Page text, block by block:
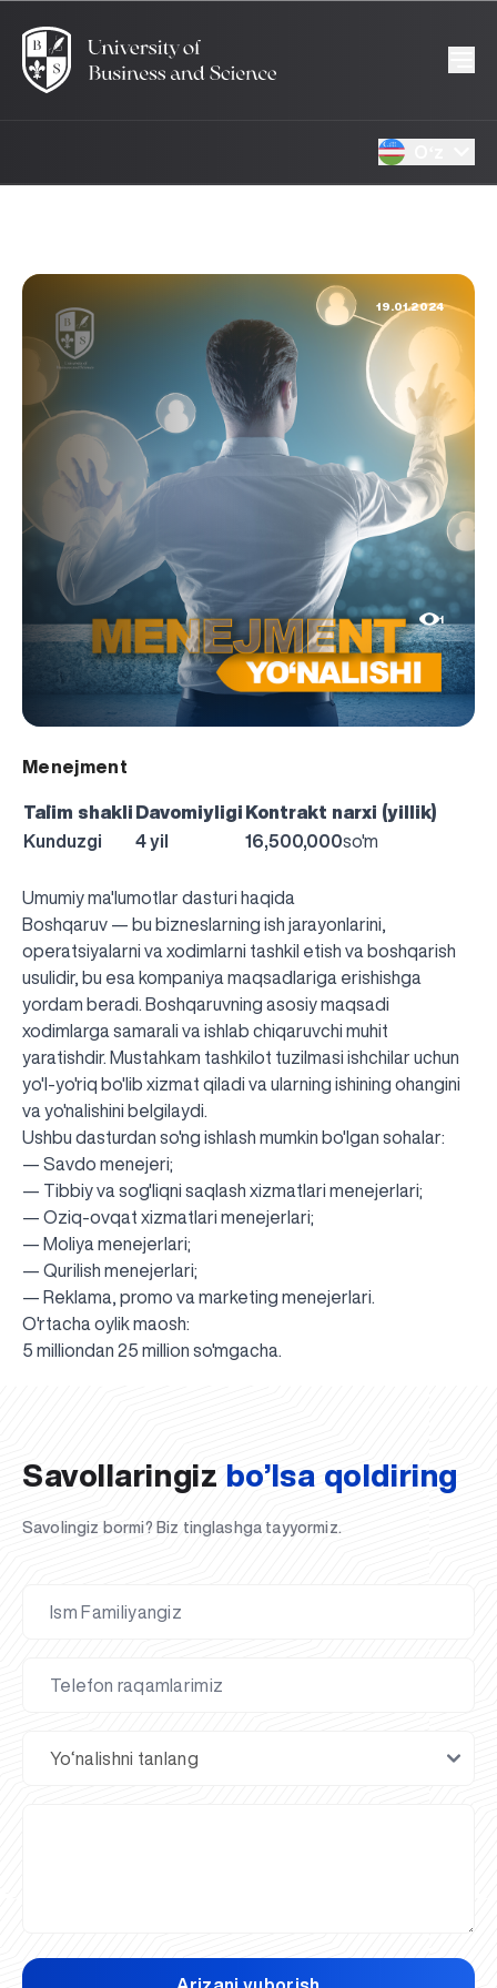
19.01.2024
1
Menejment
Ta`lim shakli Davomiyligi Kontrakt narxi (yillik)
Kunduzgi
4 yil 16,500,000so'm
Umumiy ma'lumotlar dasturi haqida
Boshqaruv — bu bizneslarning ish jarayonlarini,
operatsiyalarni va xodimlarni tashkil etish va boshqarish
usulidir, bu esa kompaniya maqsadlariga erishishga
yordam beradi. Boshqaruvning asosiy maqsadi
xodimlarga samarali va ishlab chiqaruvchi muhit
yaratishdir. Mustahkam tashkilot tuzilmasi ishchilar uchun
yo'l-yo'riq bo'lib xizmat qiladi va ularning ishining ohangini
va yo'nalishini belgilaydi.
Ushbu dasturdan so'ng ishlash mumkin bo'lgan sohalar:
— Savdo menejeri;
— Tibbiy va sog'liqni saqlash xizmatlari menejerlari;
— Oziq-ovqat xizmatlari menejerlari;
— Moliya menejerlari;
— Qurilish menejerlari;
— Reklama, promo va marketing menejerlari.
O'rtacha oylik maosh:
5 milliondan 25 million so'mgacha.
UBS professori "Yangi O‘zbekiston yosh olimlari"
qatoridan joy oldi!
Sevimli "UBS xabarnomasi" gazetamizning yangi soni
nashrdan chiqdi!
UBS faoliyati tahlili va istiqboldagi rejalar
UBS oʻqituvchilari Qirgʻizistonda malaka oshirdi
G‘alaba sari olg‘a, O‘zbekiston!
TAYINLOV
UBS OAVda
UBS va bitiruvchi talabalar viloyat hokimligi tomonidan
taqdirlandi
Til oʻrganishda Ovropacha aytganda "level up" qilishni
xohlaysizmi?
Inson kapitaliga yo‘naltirilgan investitsiya — Yangi
O‘zbekiston taraqqiyotining eng muhim tayanchi
Savollaringiz bo’lsa qoldiring
Savolingiz bormi? Biz tinglashga tayyormiz.